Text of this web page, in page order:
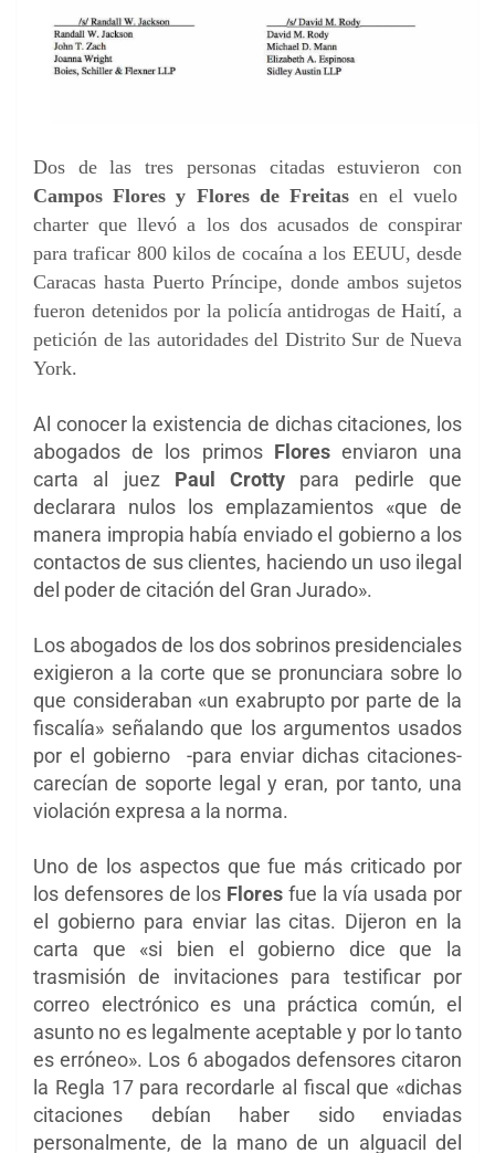
Dos de las tres personas citadas estuvieron con
Campos Flores y Flores de Freitasen el vuelo
charter que llevó a los dos acusados de conspirar
para traficar 800 kilos de cocaína a los EEUU, desde
Caracas hasta Puerto Príncipe, donde ambos sujetos
fueron detenidos por la policía antidrogas de Haití, a
petición de las autoridades del Distrito Sur de Nueva
York.
Al conocer la existencia de dichas citaciones, los
abogados de los primos Floresenviaron una
carta al juez Paul Crotty para pedirle que
declarara nulos los emplazamientos «que de
manera impropia había enviado el gobierno a los
contactos de sus clientes, haciendo un uso ilegal
del poder de citación del Gran Jurado».
Los abogados de los dos sobrinos presidenciales
exigieron a la corte que se pronunciara sobre lo
que consideraban «un exabrupto por parte de la
fiscalía» señalando que los argumentos usados
por el gobierno -para enviar dichas citaciones-
carecían de soporte legal y eran, por tanto, una
violación expresa a la norma.
Uno de los aspectos que fue más criticado por
los defensores de los Flores fue la vía usada por
el gobierno para enviar las citas. Dijeron en la
carta que «si bien el gobierno dice que la
trasmisión de invitaciones para testificar por
correo electrónico es una práctica común, el
asunto no es legalmente aceptable y por lo tanto
es erróneo». Los 6 abogados defensores citaron
la Regla 17 para recordarle al fiscal que «dichas
citaciones debían haber sido enviadas
personalmente, de la mano de un alguacil del